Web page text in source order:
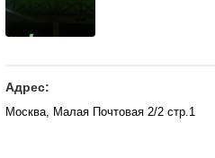
Адрес:
Москва, Малая Почтовая 2/2 стр.1